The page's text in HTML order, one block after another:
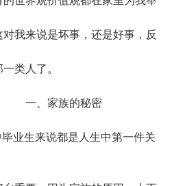
我来说是坏事，还是好事，反
类人了。
的秘密
业生来说都是人生中第一件关